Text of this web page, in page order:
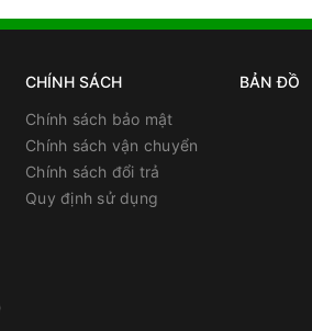
CHÍNH SÁCH
Chính sách bảo mật
Chính sách vận chuyển
Chính sách đổi trả
Quy định sử dụng
BẢN ĐỒ